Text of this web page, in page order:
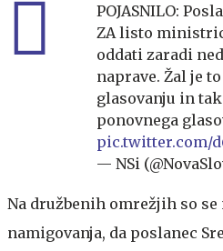
POJASNILO:
ZA listo
oddati zaradi
naprave. Žal je
glasovanju in
ponovnega
pic.twitter.com/
— NSi
Na družbenih omrežjih so se
namigovanja, da poslanec